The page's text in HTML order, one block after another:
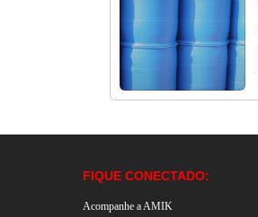
FIQUE CONECTADO:
Acompanhe a AMIK